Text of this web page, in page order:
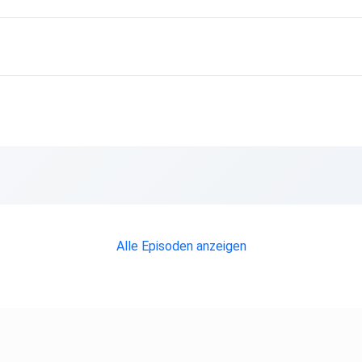
Alle Episoden anzeigen